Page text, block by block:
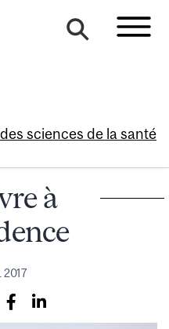
sciences de la santé
à
2017